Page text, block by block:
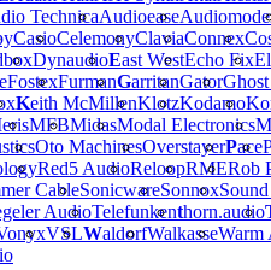
TechnicaAudioease
CasioCelemonyClaviaConnex
DynaudioEast WestEcho Fix
FostexFurmanGarritanGator
Keith McMillenKlotzKodamo
MFBMidasModal Electronics
Oto MachinesOverstayerPace
Red5 AudioReloopRMERob
CableSonicwareSonnox
AudioTelefunkenthorn.audio
VSLWaldorfWalkasseWarm